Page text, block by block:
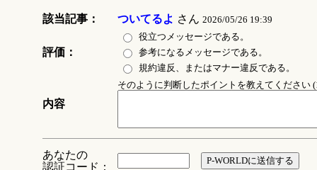
該当記事： ついてるよ さん 2026/05/26 19:39
評価：
役立つメッセージである。
参考になるメッセージである。
規約違反、またはマナー違反である。
内容
そのように判断したポイントを教えてください
あなたの
認証コード：